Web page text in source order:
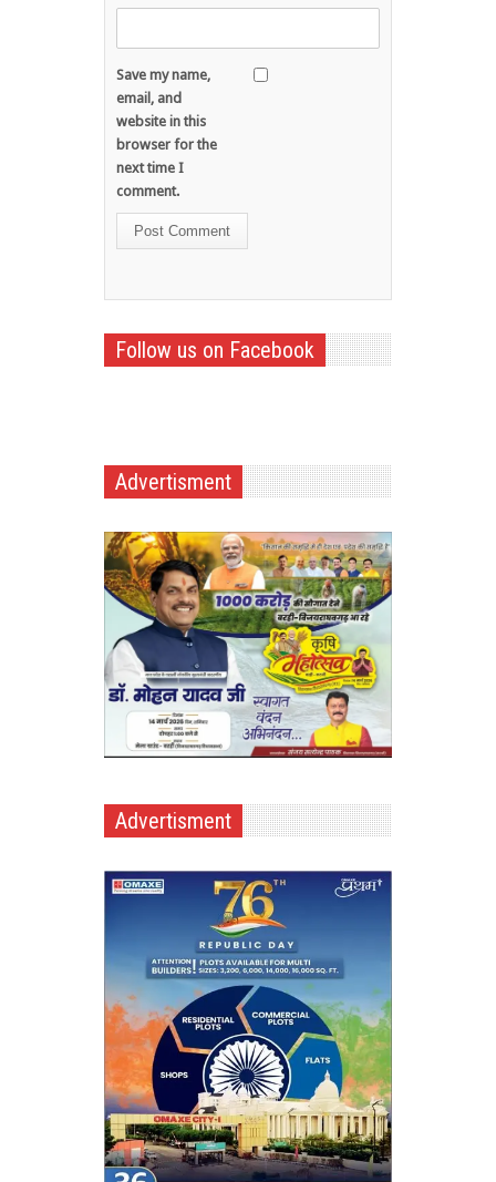
Save my name,
email, and
website in this
browser for the
next time I
comment.
Follow us on Facebook
Advertisment
Advertisment